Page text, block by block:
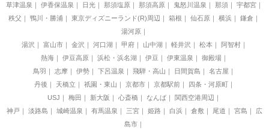
草津温泉
伊香保温泉 日光 那須塩原 那須高原 鬼怒川温泉 那須
宇都宮
秩父
鴨川・勝浦 東京ディズニーランド(R)周辺 箱根 仙石原 横浜
鎌倉
湯河原
湯沢
富山市 金沢 河口湖 甲府 山中湖 軽井沢 松本
阿智村
熱海
伊豆高原 浜松・浜名湖 伊豆 伊東温泉
御殿場
鳥羽
志摩 伊勢 下呂温泉 飛騨・高山 日間賀島
名古屋
丹後
天橋立 祇園・東山 京都市 京都駅前
四条・河原町
USJ
梅田 新大阪 心斎橋 なんば
関西空港周辺
神戸
淡路島 城崎温泉 有馬温泉 三宮 姫路 白浜 倉敷 尾道 宮島
広
島市